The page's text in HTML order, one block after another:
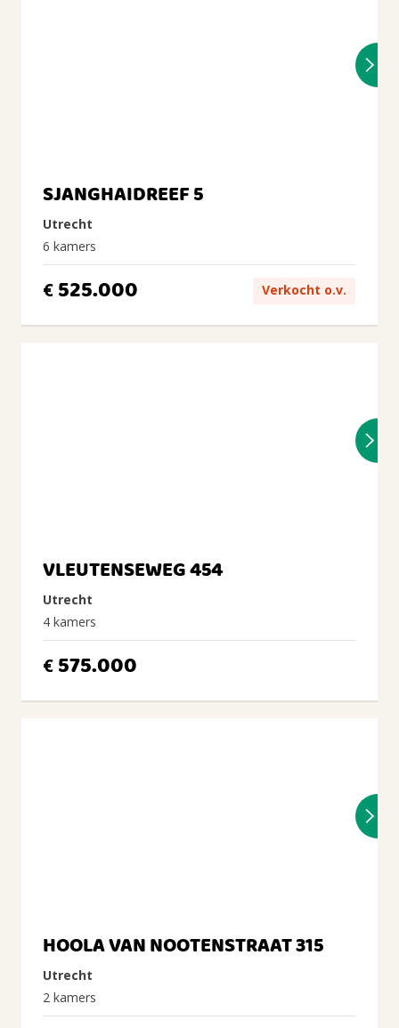
SJANGHAIDREEF 5
Utrecht
6 kamers
€ 525.000 Verkocht o.v.
VLEUTENSEWEG 454
Utrecht
4 kamers
€ 575.000
HOOLA VAN NOOTENSTRAAT 315
Utrecht
2 kamers